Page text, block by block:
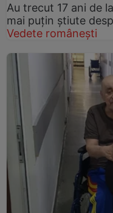
Au trecut 17 ani de
mai puțin știute
Vedete românești